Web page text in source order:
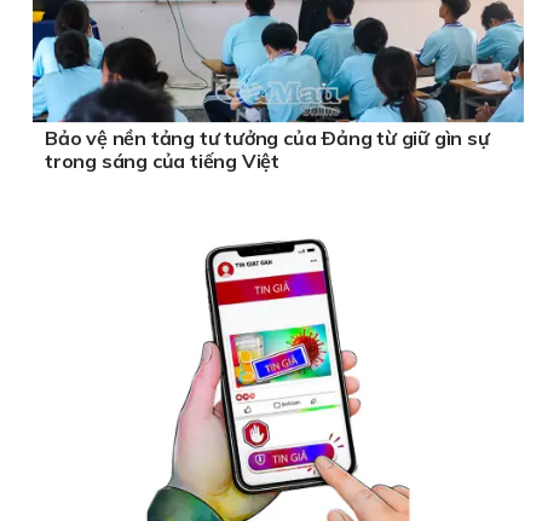
Bảo vệ nền tảng tư tưởng của Ðảng từ giữ gìn sự
trong sáng của tiếng Việt